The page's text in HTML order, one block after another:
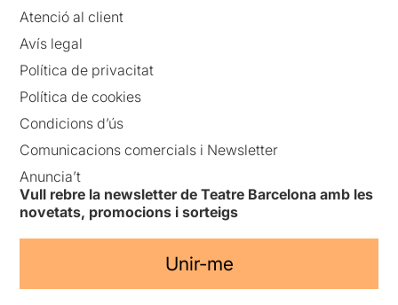
Atenció al client
Avís legal
Política de privacitat
Política de cookies
Condicions d’ús
Comunicacions comercials i Newsletter
Anuncia’t
Vull rebre la newsletter de Teatre Barcelona amb les
novetats, promocions i sorteigs
Unir-me